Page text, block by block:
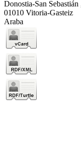
Donostia-San Sebastián
01010 Vitoria-Gasteiz
Araba